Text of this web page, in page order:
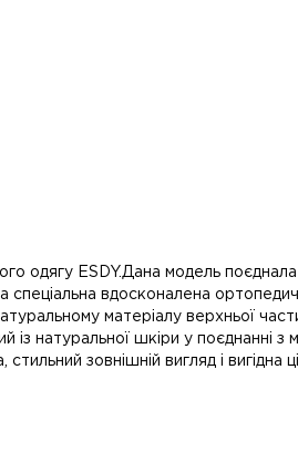
одягу ESDY.Дана модель поєднала
вдосконалена
матеріалу верхньої
із натуральної шкіри у поєднанні з
зовнішній вигляд і вигідна